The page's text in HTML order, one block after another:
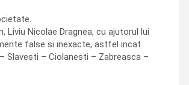
Nicolae Dragnea, cu ajutorul lui
false si inexacte, astfel incat
Slavesti – Ciolanesti – Zabreasca –